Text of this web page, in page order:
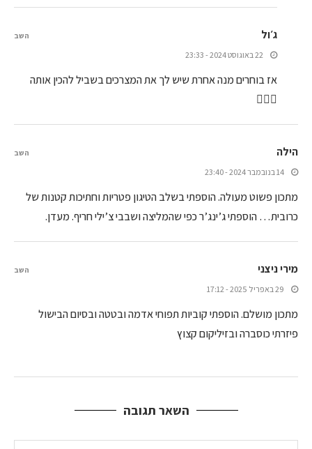
ג׳ול
22 באוגוסט 2024 - 23:33
אז בוחרים מנה אחרת שיש לך את המצרכים בשביל להכין אותה
🤷🏻‍♀️
השב
הילה
14 בנובמבר 2024 - 23:40
מתכון פשוט מעולה. הוספתי בשלב הטיגון פטריות וחתיכות קטנות של
כרובית… הוספתי ג’ינג’ר כפי שהמליצה ושבבי צ’ילי חריף. מעדן.
השב
מירי ניצני
29 באפריל 2025 - 17:12
מתכון מושלם. הוספתי קוביות תפוחי אדמה ובטטה ובסיום הבישול
פיזרתי כוסברה ובזיליקום קצוץ
השב
השאר תגובה